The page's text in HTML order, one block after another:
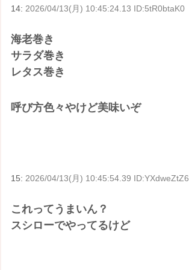
14: 2026/04/13(月) 10:45:24.13 ID:5tR0btaK0
海老巻き
サラダ巻き
レタス巻き
呼び方色々やけど美味いぞ
15: 2026/04/13(月) 10:45:54.39 ID:YXdweZtZ6
これってうまいん？
スシローでやってるけど